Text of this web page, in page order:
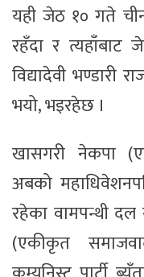
यही जेठ १० गते
रहँदा र त्यहाँबाट
विद्यादेवी भण्डारी
भयो, भइरहेछ ।
खासगरी नेकपा
अबको
रहेका वामपन्थी
(एकीकृत